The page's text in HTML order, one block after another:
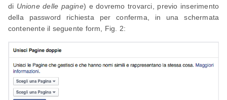
di Unione delle pagine) e dovremo trovarci, previo inserimento
della password richiesta per conferma, in una schermata
contenente il seguente form, Fig. 2: